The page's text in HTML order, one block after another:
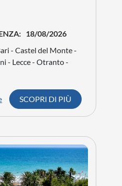
NATURA CITTÀ
della
- Arezzo - Chianciano
- Montalcino -